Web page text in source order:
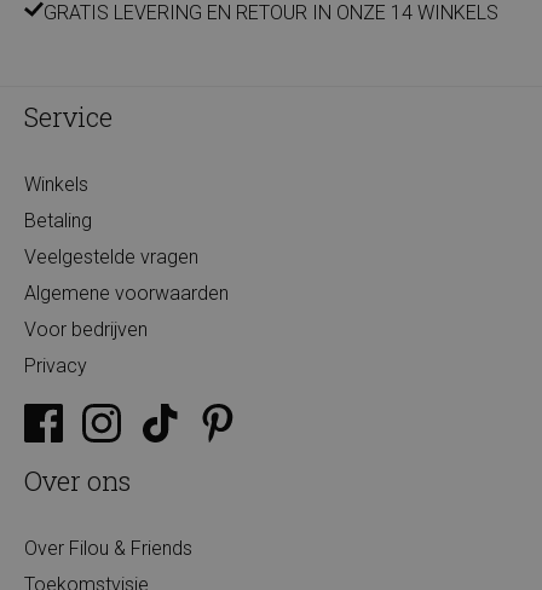
GRATIS LEVERING EN RETOUR IN ONZE 14 WINKELS
Service
Winkels
Betaling
Veelgestelde vragen
Algemene voorwaarden
Voor bedrijven
Privacy
Over ons
Over Filou & Friends
Toekomstvisie